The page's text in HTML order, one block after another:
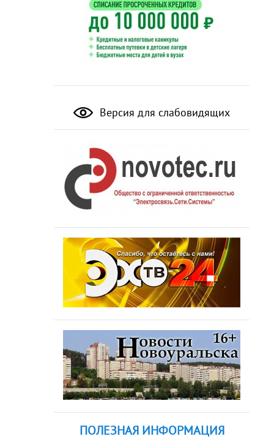
Версия для слабовидящих
ПОЛЕЗНАЯ ИНФОРМАЦИЯ